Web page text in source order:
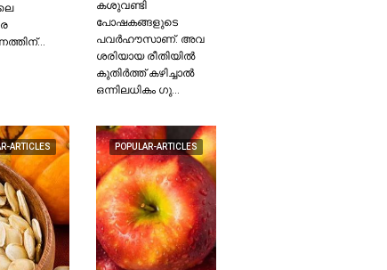
കശുവണ്ടി
പോഷകങ്ങളുടെ
പവർഹൗസാണ്. അവ
ശരിയായ രീതിയില്‍
കുതിർത്ത് കഴിച്ചാല്‍
ഒന്നിലധികം ഗു…
ARTICLES POPULAR-ARTICLES